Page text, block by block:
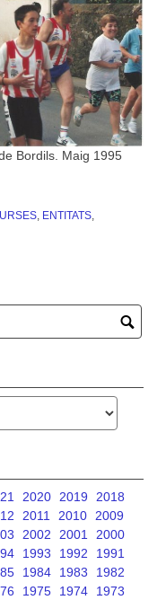
Bordils. Maig 1995
, ENTITATS,
2020 2019
2018
2011 2010 2009
2002 2001
2000
1993 1992
1991
1984 1983
1982
1975 1974
1973